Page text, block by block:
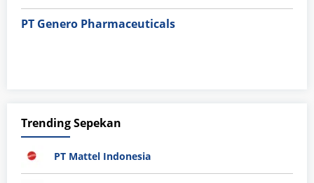
PT Genero Pharmaceuticals
Trending Sepekan
PT Mattel Indonesia